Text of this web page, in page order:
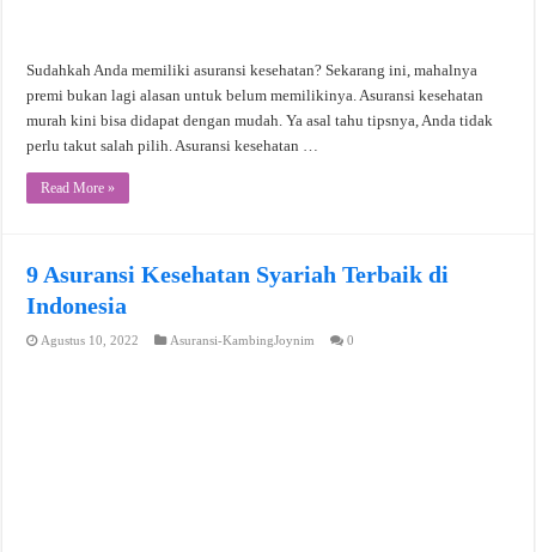
Sudahkah Anda memiliki asuransi kesehatan? Sekarang ini, mahalnya
premi bukan lagi alasan untuk belum memilikinya. Asuransi kesehatan
murah kini bisa didapat dengan mudah. Ya asal tahu tipsnya, Anda tidak
perlu takut salah pilih. Asuransi kesehatan …
Read More »
9 Asuransi Kesehatan Syariah Terbaik di
Indonesia
Agustus 10, 2022 Asuransi-KambingJoynim 0